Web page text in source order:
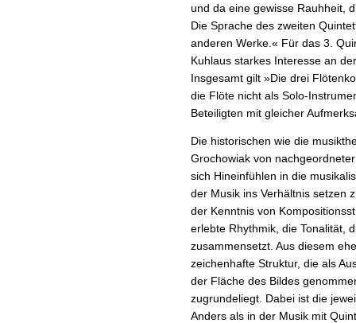
und da eine gewisse Rauhheit,
Die Sprache des zweiten
anderen Werke.« Für das 3.
Kuhlaus starkes Interesse an
Insgesamt gilt »Die drei
die Flöte nicht als Solo-
Beteiligten mit gleicher
Die historischen wie die
Grochowiak von
sich Hineinfühlen in die
der Musik ins Verhältnis setzen
der Kenntnis von
erlebte Rhythmik, die Tonalität,
zusammensetzt. Aus diesem
zeichenhafte Struktur, die als
der Fläche des Bildes
zugrundeliegt. Dabei ist die
Anders als in der Musik mit